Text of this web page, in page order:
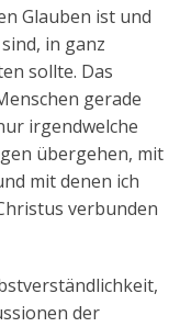
Glauben ist und
in ganz
sollte. Das
gerade
irgendwelche
übergehen, mit
mit denen ich
verbunden
der